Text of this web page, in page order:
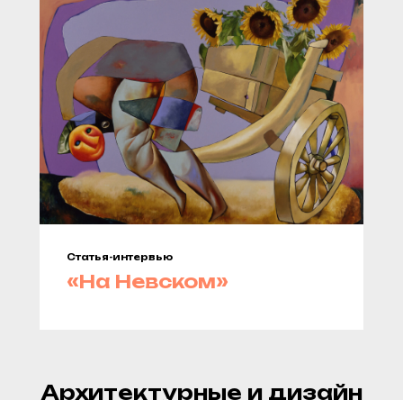
Статья-интервью
«На Невском»
Архитектурные и дизайн